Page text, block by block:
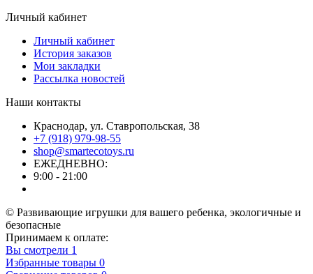
Личный кабинет
Личный кабинет
История заказов
Мои закладки
Рассылка новостей
Наши контакты
Краснодар, ул. Ставропольская, 38
+7 (918) 979-98-55
shop@smartecotoys.ru
ЕЖЕДНЕВНО:
9:00 - 21:00
© Развивающие игрушки для вашего ребенка, экологичные и
безопасные
Принимаем к оплате:
Вы смотрели 1
Избранные товары 0